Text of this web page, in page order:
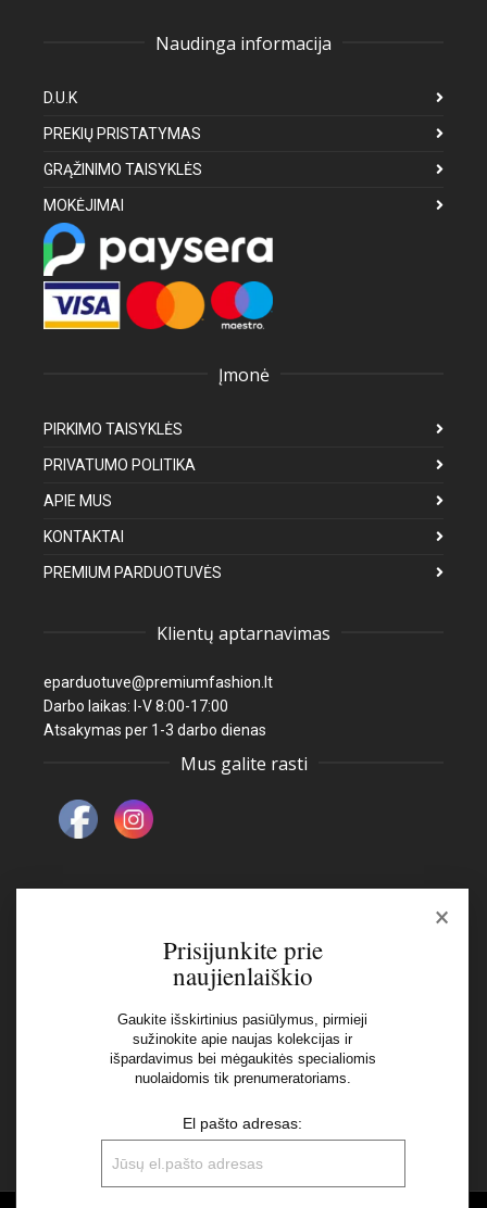
Naudinga informacija
D.U.K
PREKIŲ PRISTATYMAS
GRĄŽINIMO TAISYKLĖS
MOKĖJIMAI
Įmonė
PIRKIMO TAISYKLĖS
PRIVATUMO POLITIKA
APIE MUS
KONTAKTAI
PREMIUM PARDUOTUVĖS
Klientų aptarnavimas
eparduotuve@premiumfashion.lt
Darbo laikas: I-V 8:00-17:00
Atsakymas per 1-3 darbo dienas
Mus galite rasti
Naujienlaiškis
Aš perskaičiau ir sutinku su Privatumo Politikos
×
Prisijunkite prie
naujienlaiškio
Gaukite išskirtinius pasiūlymus, pirmieji
sužinokite apie naujas kolekcijas ir
išpardavimus bei mėgaukitės specialiomis
nuolaidomis tik prenumeratoriams.
El pašto adresas: